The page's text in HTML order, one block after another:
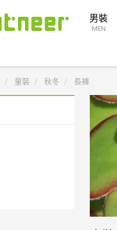
男裝
MEN
童裝 秋冬 長褲